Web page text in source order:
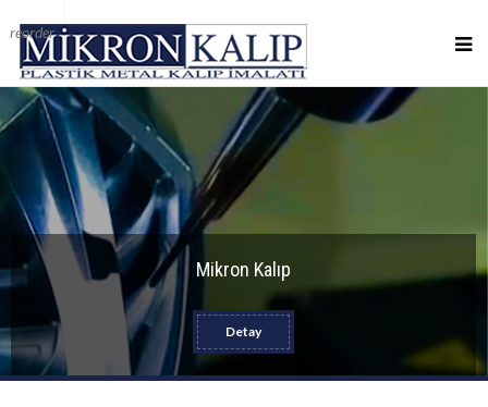
reorder
Mikron Kalıp
Detay